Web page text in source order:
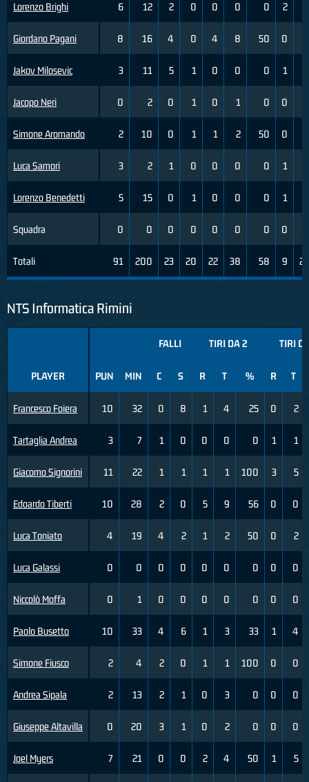
Lorenzo Brighi
Giordano Pagani
Jakov Milosevic
Jacopo Neri
Simone Aromando
Luca Samori
Lorenzo Benedetti
Squadra
Totali
6 12 2 0 0 0 0 2
8 16 4 0 4 8 50 0
3 11 5 1 0 0 0 1
0 2 0 1 0 1 0 0
2 10 0 1 1 2 50 0
3 2 1 0 0 0 0 1
5 15 0 1 0 0 0 1
0 0 0 0 0 0 0 0
91 200 23 20 22 38 58 9
NTS Informatica Rimini
PLAYER
Francesco Foiera
Tartaglia Andrea
Giacomo Signorini
Edoardo Tiberti
Luca Toniato
Luca Galassi
Niccolò Moffa
Paolo Busetto
Simone Fiusco
Andrea Sipala
Giuseppe Altavilla
Joel Myers
FALLI TIRI DA 2 TIRI
PUN MIN C S R T % R T
10 32 0 8 1 4 25 0 2
3 7 1 0 0 0 0 1 1
11 22 1 1 1 1 100 3 5
10 28 2 0 5 9 56 0 0
4 19 4 2 1 2 50 0 2
0 0 0 0 0 0 0 0 0
0 1 0 0 0 0 0 0 0
10 33 4 6 1 3 33 1 4
2 4 2 0 1 1 100 0 0
2 13 2 1 0 3 0 0 0
0 20 3 1 0 2 0 0 0
7 21 0 0 2 4 50 1 5